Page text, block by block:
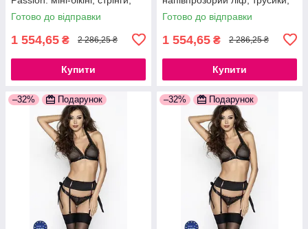
пояс для панчіх
777Store.com.ua
Готово до відправки
1 554,65 ₴ 2 286,25 ₴
Купити
пояс 777Store.com.ua
Готово до відправки
1 554,65 ₴ 2 286,25 ₴
Купити
–32% Подарунок –32% Подарунок